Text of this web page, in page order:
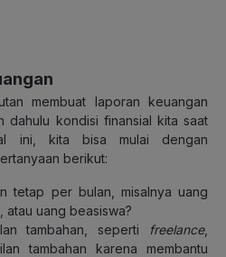
membuat laporan keuangan
dahulu kondisi finansial kita saat
ini, kita bisa mulai dengan
berikut:
tetap per bulan, misalnya uang
atau uang beasiswa?
tambahan, seperti
freelance,
tambahan karena membantu